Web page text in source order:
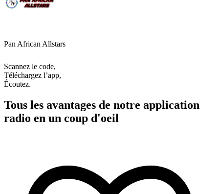
Pan African Allstars
Scannez le code,
Téléchargez l’app,
Écoutez.
Tous les avantages de notre application
radio en un coup d'oeil